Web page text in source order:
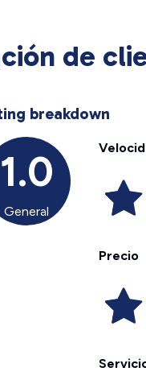
de
breakdown
1.0
General
Precio